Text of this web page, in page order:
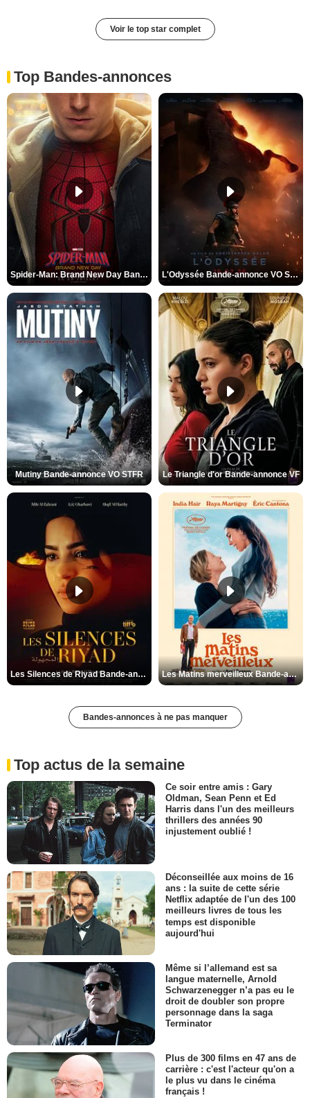
Voir le top star complet
Top Bandes-annonces
Spider-Man: Brand New Day Bande-annonce VO STFR L'Odyssée Bande-annonce VO STFR
Mutiny Bande-annonce VO STFR Le Triangle d'or Bande-annonce VF
Les Silences de Riyad Bande-annonce VO STFR Les Matins merveilleux Bande-annonce VF
Bandes-annonces à ne pas manquer
Top actus de la semaine
Ce soir entre amis : Gary
Oldman, Sean Penn et Ed
Harris dans l'un des meilleurs
thrillers des années 90
injustement oublié !
Déconseillée aux moins de 16
ans : la suite de cette série
Netflix adaptée de l'un des 100
meilleurs livres de tous les
temps est disponible
aujourd'hui
Même si l’allemand est sa
langue maternelle, Arnold
Schwarzenegger n’a pas eu le
droit de doubler son propre
personnage dans la saga
Terminator
Plus de 300 films en 47 ans de
carrière : c'est l'acteur qu'on a
le plus vu dans le cinéma
français !